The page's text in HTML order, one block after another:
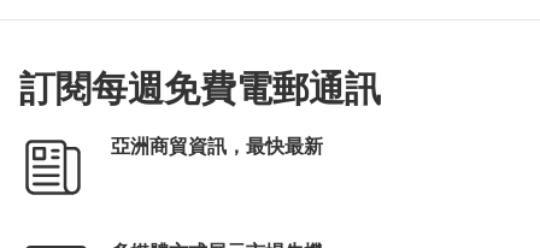
訂閱每週免費電郵通訊
亞洲商貿資訊，最快最新